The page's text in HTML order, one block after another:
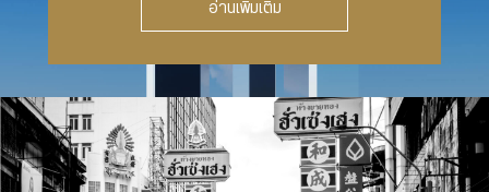
อ่านเพิ่มเติม